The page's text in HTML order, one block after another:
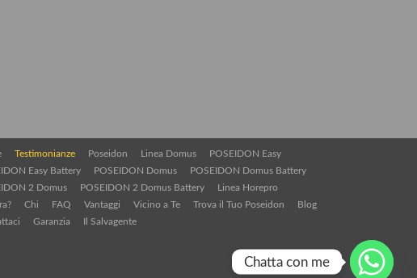
Testimonianze Poseidon Linea Domus
POSEIDON Easy
Easy Battery
POSEIDON Domus
POSEIDON Domus Battery
2 Domus
POSEIDON 2 Domus Battery
Linea Horepro
Chi FAQ Vantaggi Vicino a Te Trova il Tuo Poseidon
Blog
Garanzia Il Salvagente
Chatta con me